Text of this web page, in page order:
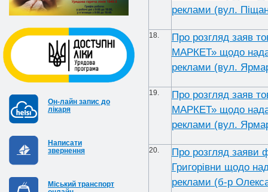
Он-лайн запис до
лікаря
Написати
звернення
Міський транспорт
реклами (вул.
18.
Про розгляд заяв
МАРКЕТ» щодо
реклами (вул.
19.
Про розгляд заяв
МАРКЕТ» щодо
реклами (вул.
20.
Про розгляд заяви
Григорівни щодо
реклами (б-р